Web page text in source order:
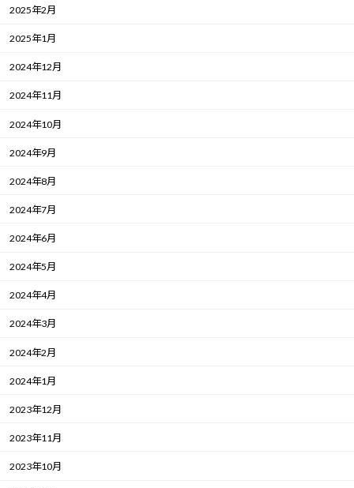
2025年2月
2025年1月
2024年12月
2024年11月
2024年10月
2024年9月
2024年8月
2024年7月
2024年6月
2024年5月
2024年4月
2024年3月
2024年2月
2024年1月
2023年12月
2023年11月
2023年10月